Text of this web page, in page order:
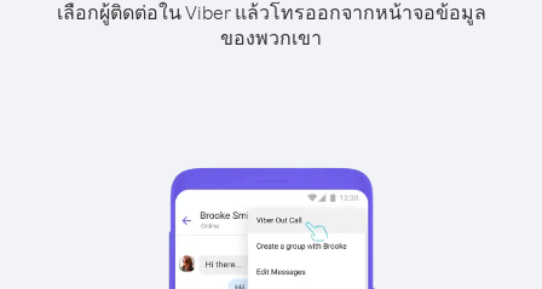
เลือกผู้ติดต่อใน Viber แล้วโทรออกจากหน้าจอข้อมูล
ของพวกเขา